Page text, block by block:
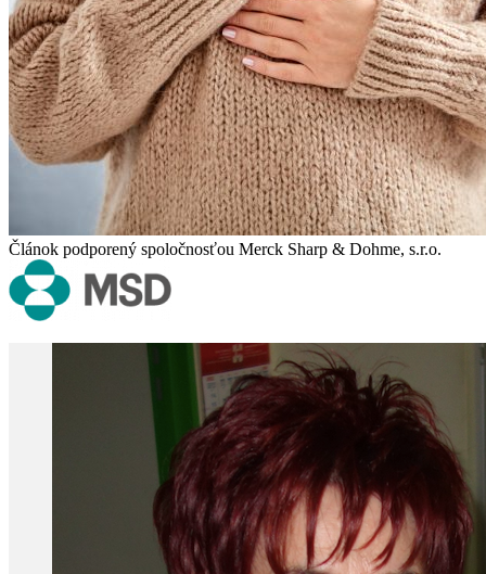
Článok podporený spoločnosťou Merck Sharp & Dohme, s.r.o.